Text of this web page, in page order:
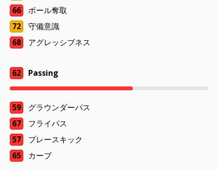
66
ボール奪取
72
守備意識
68
アグレッシブネス
62 Passing
59
グラウンダーパス
67
フライパス
57
プレースキック
65
カーブ